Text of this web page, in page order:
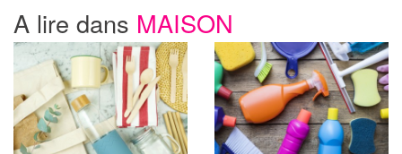
A lire dans MAISON